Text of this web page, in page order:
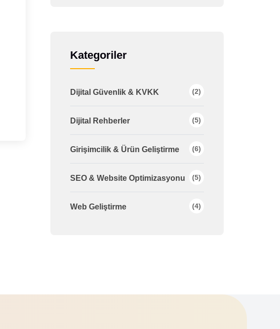
Kategoriler
Dijital Güvenlik & KVKK (2)
Dijital Rehberler (5)
Girişimcilik & Ürün Geliştirme (6)
SEO & Website Optimizasyonu (5)
Web Geliştirme (4)